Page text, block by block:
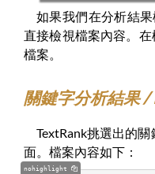
如果我們在分析結
直接檢視檔案內容。
檔案。
關鍵字分析結果 /
TextRank挑選出的
面。檔案內容如下：
nohighlight